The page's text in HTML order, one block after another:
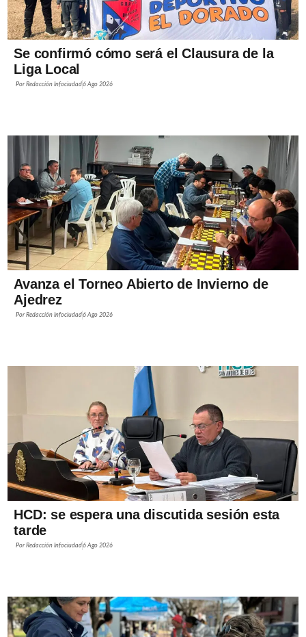
Se confirmó cómo será el Clausura de la
Liga Local
PorRedacción Infociudad6 Ago 2026
Avanza el Torneo Abierto de Invierno de
Ajedrez
PorRedacción Infociudad6 Ago 2026
HCD: se espera una discutida sesión esta
tarde
PorRedacción Infociudad6 Ago 2026